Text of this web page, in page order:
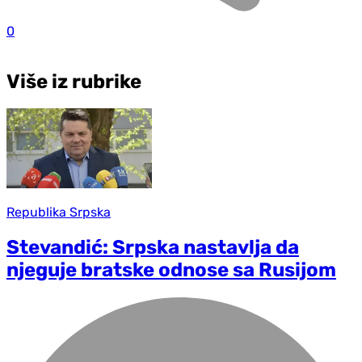
0
Više iz rubrike
Republika Srpska
Stevandić: Srpska nastavlja da
njeguje bratske odnose sa Rusijom